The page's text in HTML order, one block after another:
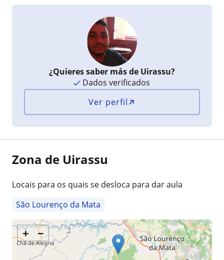
¿Quieres saber más de Uirassu?
Dados verificados
Ver perfil
Zona de Uirassu
Locais para os quais se desloca para dar aula
São Lourenço da Mata
+ −